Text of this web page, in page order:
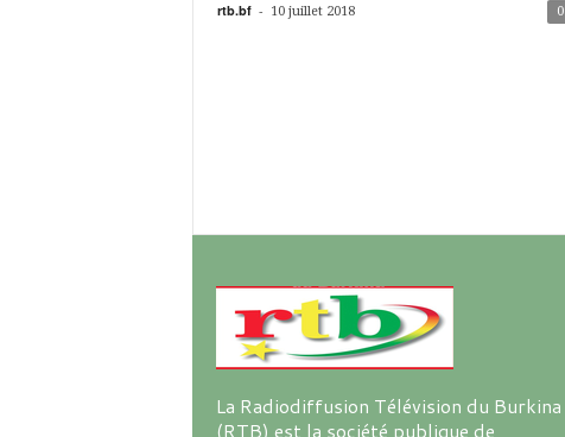
i
rtb.bf - 10 juillet 2018 0
La Radiodiffusion Télévision du Burkina
(RTB) est la société publique de